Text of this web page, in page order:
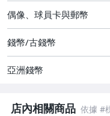
古董、藝術與礦石
偶像、球員卡與郵幣
美食與地方特產
偶像、球員卡與郵幣
錢幣/古錢幣
亞洲錢幣
店內相關商品